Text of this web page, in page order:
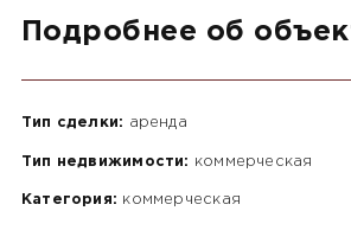
Подробнее об
Тип сделки: аренда
Тип недвижимости: коммерческая
Категория: коммерческая